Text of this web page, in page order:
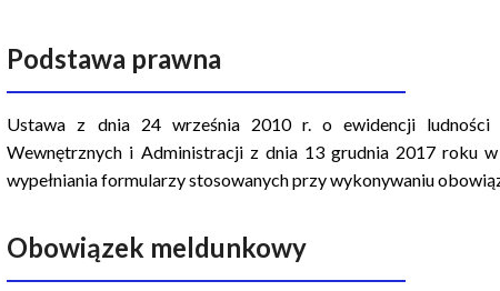
k
a
n
a
w
i
g
Podstawa prawna
Ustawa z dnia 24 września 2010 r. o ewidencji ludności
Wewnętrznych i Administracji z dnia 13 grudnia 2017 roku
wypełniania formularzy stosowanych przy wykonywaniu
Obowiązek meldunkowy